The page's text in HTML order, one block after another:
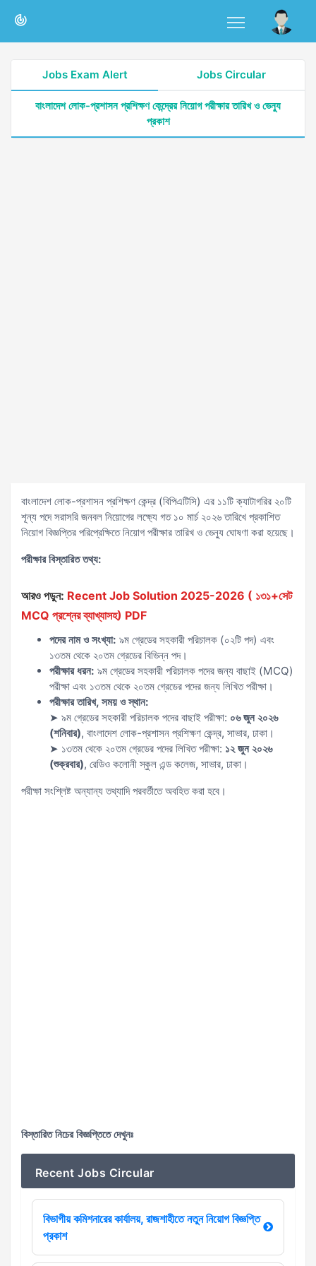
Jobs Exam Alert Jobs Circular
বাংলাদেশ লোক-প্রশাসন প্রশিক্ষণ কেন্দ্রের নিয়োগ পরীক্ষার তারিখ ও ভেন্যু
প্রকাশ
বাংলাদেশ লোক-প্রশাসন প্রশিক্ষণ কেন্দ্র (বিপিএটিসি) এর ১১টি ক্যাটাগরির ২০টি
শূন্য পদে সরাসরি জনবল নিয়োগের লক্ষ্যে গত ১০ মার্চ ২০২৬ তারিখে প্রকাশিত
নিয়োগ বিজ্ঞপ্তির পরিপ্রেক্ষিতে নিয়োগ পরীক্ষার তারিখ ও ভেন্যু ঘোষণা করা হয়েছে।
পরীক্ষার বিস্তারিত তথ্য:
আরও পড়ুন: Recent Job Solution 2025-2026 ( ১৩১+সেট
MCQ প্রশ্নের ব্যাখ্যাসহ) PDF
পদের নাম ও সংখ্যা: ৯ম গ্রেডের সহকারী পরিচালক (০২টি পদ) এবং
১৩তম থেকে ২০তম গ্রেডের বিভিন্ন পদ।
পরীক্ষার ধরন: ৯ম গ্রেডের সহকারী পরিচালক পদের জন্য বাছাই (MCQ)
পরীক্ষা এবং ১৩তম থেকে ২০তম গ্রেডের পদের জন্য লিখিত পরীক্ষা।
পরীক্ষার তারিখ, সময় ও স্থান:
➤ ৯ম গ্রেডের সহকারী পরিচালক পদের বাছাই পরীক্ষা: ০৬ জুন ২০২৬
(শনিবার), বাংলাদেশ লোক-প্রশাসন প্রশিক্ষণ কেন্দ্র, সাভার, ঢাকা।
➤ ১৩তম থেকে ২০তম গ্রেডের পদের লিখিত পরীক্ষা: ১২ জুন ২০২৬
(শুক্রবার), রেডিও কলোনী স্কুল এন্ড কলেজ, সাভার, ঢাকা।
পরীক্ষা সংশ্লিষ্ট অন্যান্য তথ্যাদি পরবর্তীতে অবহিত করা হবে।
বিস্তারিত নিচের বিজ্ঞপ্তিতে দেখুনঃ
Recent Jobs Circular
বিভাগীয় কমিশনারের কার্যালয়, রাজশাহীতে নতুন নিয়োগ বিজ্ঞপ্তি
প্রকাশ